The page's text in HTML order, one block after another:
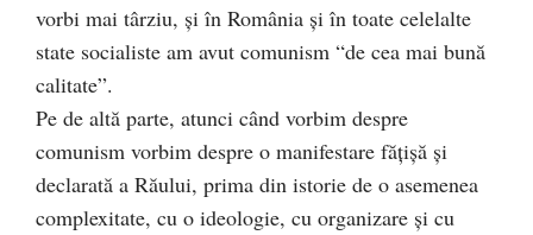
vorbi mai târziu, şi în România şi în toate celelalte
state socialiste am avut comunism “de cea mai bună
calitate”.
Pe de altă parte, atunci când vorbim despre
comunism vorbim despre o manifestare făţişă şi
declarată a Răului, prima din istorie de o asemenea
complexitate, cu o ideologie, cu organizare şi cu